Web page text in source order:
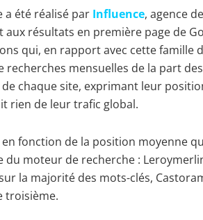
a été réalisé par Influence, agence
aux résultats en première page de
qui, en rapport avec cette famille
recherches mensuelles de la part
chaque site, exprimant leur
rien de leur trafic global.
fonction de la position moyenne
du moteur de recherche :
la majorité des mots-clés,
troisième.